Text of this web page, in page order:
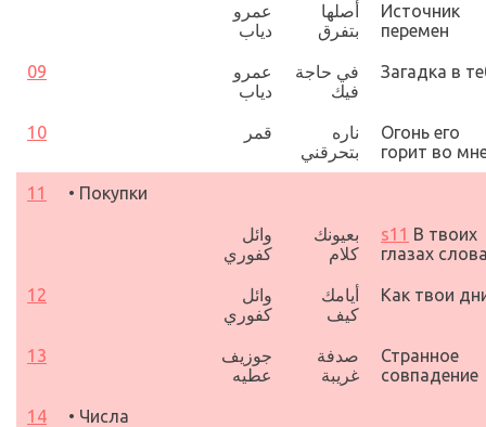
عمرو
دياب
أصلها
بتفرق
Источник
перемен
09
عمرو
دياب
في حاجة
فيك
Загадка в
10 قمر
ناره
بتحرقني
Огонь его
горит во
11 • Покупки
وائل
كفوري
بعيونك
كلام
s11 В твоих
глазах
12
وائل
كفوري
أيامك
كيف
Как твои
13
جوزيف
عطيه
صدفة
غريبة
Странное
совпадение
14 • Числа